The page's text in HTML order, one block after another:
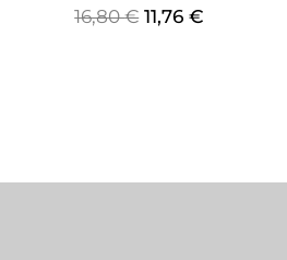
16,80€ 11,76€